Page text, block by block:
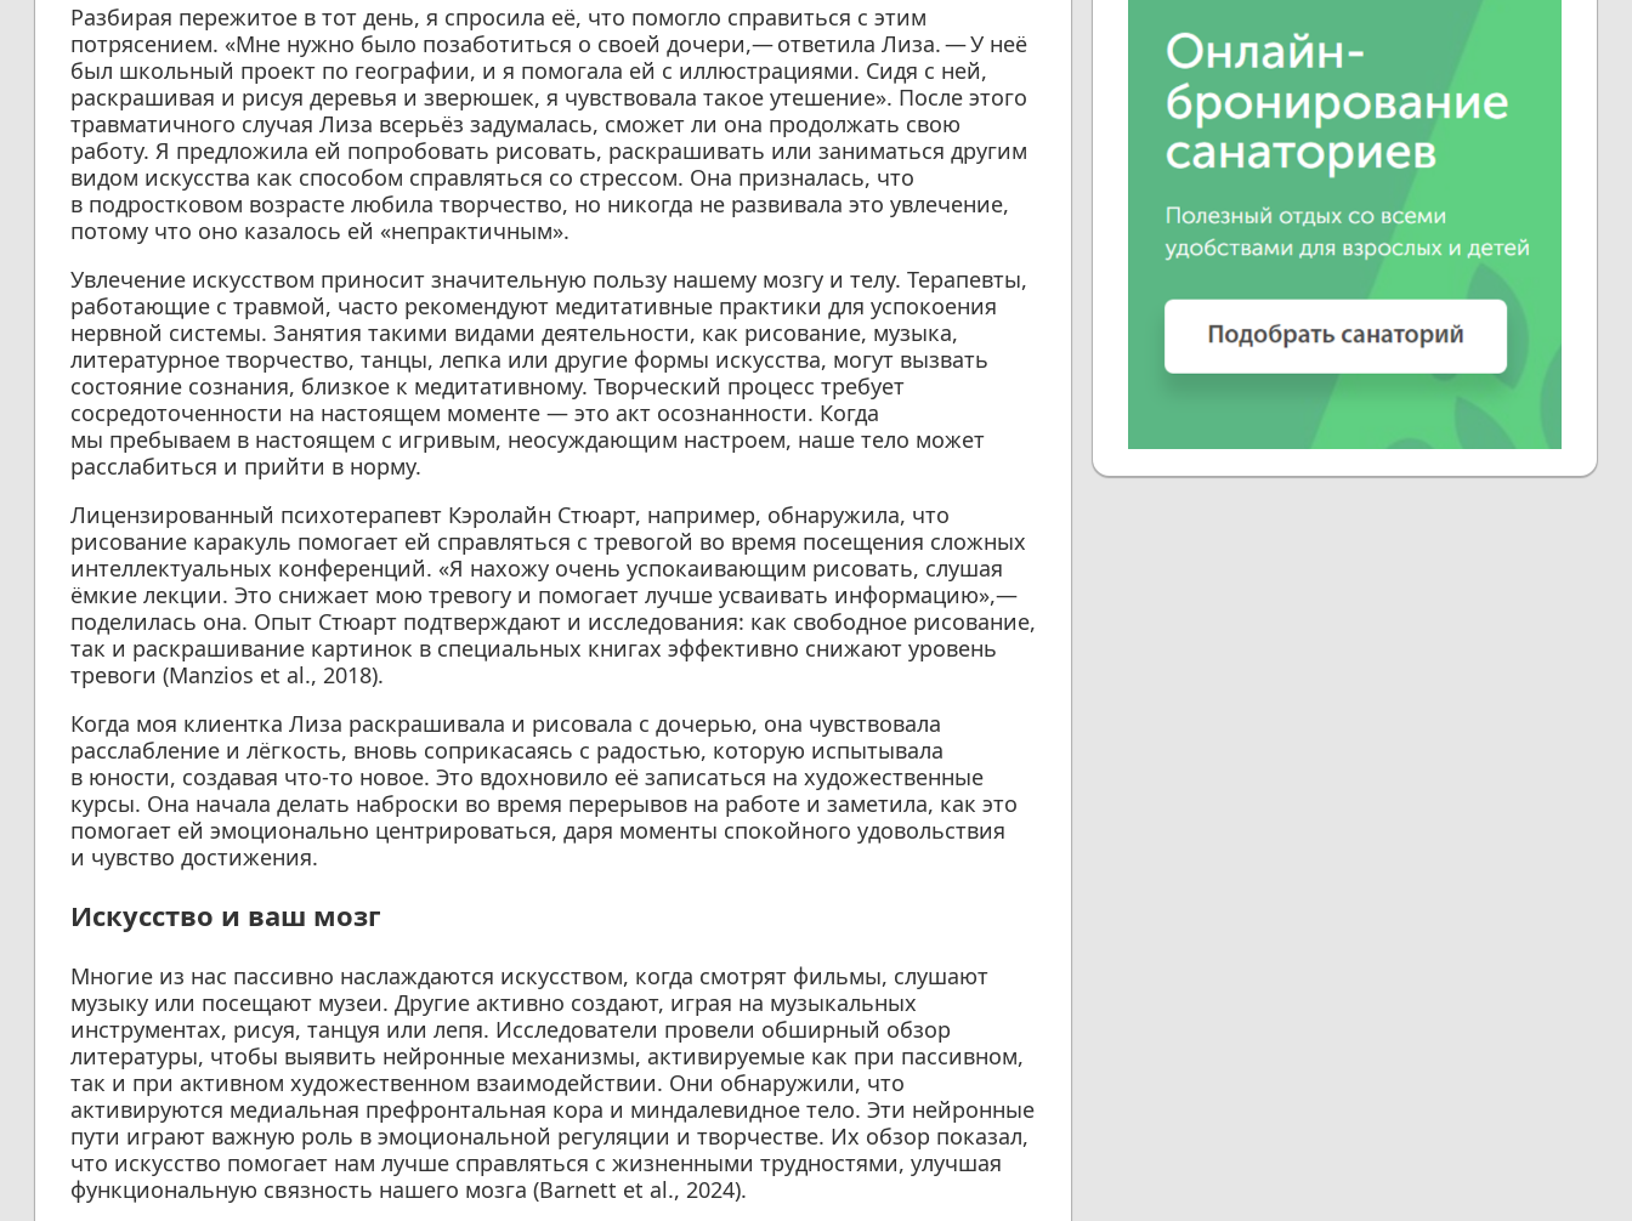
Разбирая пережитое в тот день, я спросила её, что помогло справиться с этим
потрясением. «Мне нужно было позаботиться о своей дочери,— ответила Лиза. — У неё
был школьный проект по географии, и я помогала ей с иллюстрациями. Сидя с ней,
раскрашивая и рисуя деревья и зверюшек, я чувствовала такое утешение». После этого
травматичного случая Лиза всерьёз задумалась, сможет ли она продолжать свою
работу. Я предложила ей попробовать рисовать, раскрашивать или заниматься другим
видом искусства как способом справляться со стрессом. Она призналась, что
в подростковом возрасте любила творчество, но никогда не развивала это увлечение,
потому что оно казалось ей «непрактичным».
Увлечение искусством приносит значительную пользу нашему мозгу и телу. Терапевты,
работающие с травмой, часто рекомендуют медитативные практики для успокоения
нервной системы. Занятия такими видами деятельности, как рисование, музыка,
литературное творчество, танцы, лепка или другие формы искусства, могут вызвать
состояние сознания, близкое к медитативному. Творческий процесс требует
сосредоточенности на настоящем моменте — это акт осознанности. Когда
мы пребываем в настоящем с игривым, неосуждающим настроем, наше тело может
расслабиться и прийти в норму.
Лицензированный психотерапевт Кэролайн Стюарт, например, обнаружила, что
рисование каракуль помогает ей справляться с тревогой во время посещения сложных
интеллектуальных конференций. «Я нахожу очень успокаивающим рисовать, слушая
ёмкие лекции. Это снижает мою тревогу и помогает лучше усваивать информацию»,—
поделилась она. Опыт Стюарт подтверждают и исследования: как свободное рисование,
так и раскрашивание картинок в специальных книгах эффективно снижают уровень
тревоги (Manzios et al., 2018).
Когда моя клиентка Лиза раскрашивала и рисовала с дочерью, она чувствовала
расслабление и лёгкость, вновь соприкасаясь с радостью, которую испытывала
в юности, создавая что-то новое. Это вдохновило её записаться на художественные
курсы. Она начала делать наброски во время перерывов на работе и заметила, как это
помогает ей эмоционально центрироваться, даря моменты спокойного удовольствия
и чувство достижения.
Искусство и ваш мозг
Многие из нас пассивно наслаждаются искусством, когда смотрят фильмы, слушают
музыку или посещают музеи. Другие активно создают, играя на музыкальных
инструментах, рисуя, танцуя или лепя. Исследователи провели обширный обзор
литературы, чтобы выявить нейронные механизмы, активируемые как при пассивном,
так и при активном художественном взаимодействии. Они обнаружили, что
активируются медиальная префронтальная кора и миндалевидное тело. Эти нейронные
пути играют важную роль в эмоциональной регуляции и творчестве. Их обзор показал,
что искусство помогает нам лучше справляться с жизненными трудностями, улучшая
функциональную связность нашего мозга (Barnett et al., 2024).